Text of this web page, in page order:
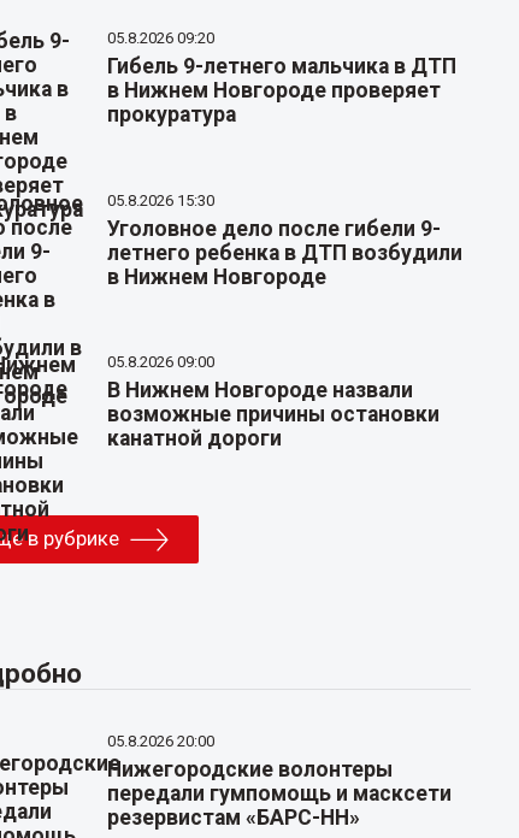
05.8.2026 09:20
Гибель 9-летнего мальчика в ДТП
в Нижнем Новгороде проверяет
прокуратура
05.8.2026 15:30
Уголовное дело после гибели 9-
летнего ребенка в ДТП возбудили
в Нижнем Новгороде
05.8.2026 09:00
В Нижнем Новгороде назвали
возможные причины остановки
канатной дороги
в рубрике
05.8.2026 20:00
Нижегородские волонтеры
передали гумпомощь и масксети
резервистам «БАРС-НН»